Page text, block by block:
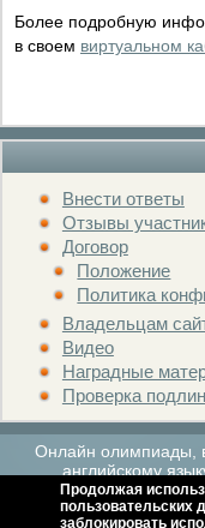
Внести ответы
Отзывы
Договор
Положение
Политика
Владельцам
Видео
Наградные
Проверка
Более подробную
в своем виртуальном
Онлайн олимпиады,
английскому
Продолжая
пользовательских
заблокировать